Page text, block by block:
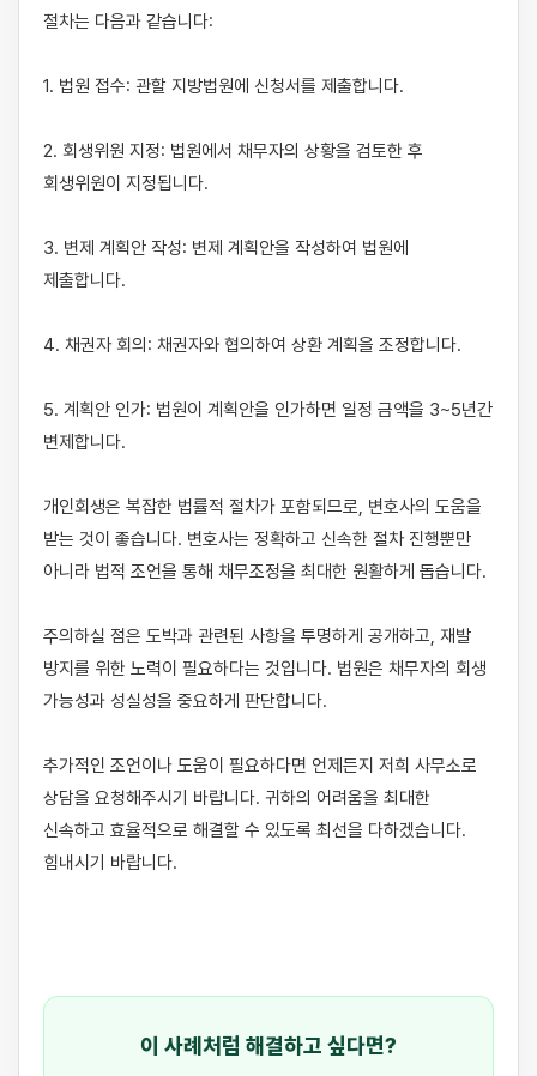
절차는 다음과 같습니다:
1. 법원 접수: 관할 지방법원에 신청서를 제출합니다.
2. 회생위원 지정: 법원에서 채무자의 상황을 검토한 후
회생위원이 지정됩니다.
3. 변제 계획안 작성: 변제 계획안을 작성하여 법원에
제출합니다.
4. 채권자 회의: 채권자와 협의하여 상환 계획을 조정합니다.
5. 계획안 인가: 법원이 계획안을 인가하면 일정 금액을 3~5년간
변제합니다.
개인회생은 복잡한 법률적 절차가 포함되므로, 변호사의 도움을
받는 것이 좋습니다. 변호사는 정확하고 신속한 절차 진행뿐만
아니라 법적 조언을 통해 채무조정을 최대한 원활하게 돕습니다.
주의하실 점은 도박과 관련된 사항을 투명하게 공개하고, 재발
방지를 위한 노력이 필요하다는 것입니다. 법원은 채무자의 회생
가능성과 성실성을 중요하게 판단합니다.
추가적인 조언이나 도움이 필요하다면 언제든지 저희 사무소로
상담을 요청해주시기 바랍니다. 귀하의 어려움을 최대한
신속하고 효율적으로 해결할 수 있도록 최선을 다하겠습니다.
힘내시기 바랍니다.
이 사례처럼 해결하고 싶다면?